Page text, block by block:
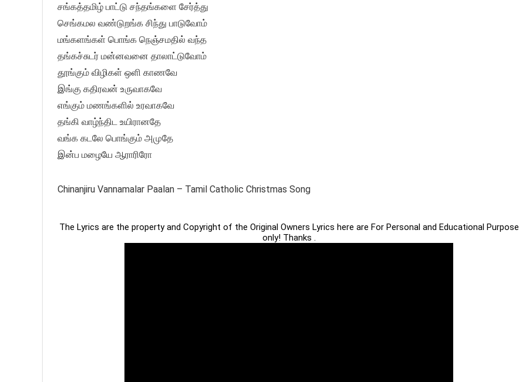
சங்கத்தமிழ் பாட்டு சந்தங்களை சேர்த்து
செங்கமல வண்டுறங்க சிந்து பாடுவோம்
மங்களங்கள் பொங்க நெஞ்சமதில் வந்த
தங்கச்சுடர் மன்னவனை தாலாட்டுவோம்
தூங்கும் விழிகள் ஒளி காணவே
இங்கு கதிரவன் உருவாகவே
எங்கும் மணங்களில் உரவாகவே
தங்கி வாழ்ந்திட உயிரானதே
வங்க கடலே பொங்கும் அமுதே
இன்ப மழையே ஆராரிரோ
Chinanjiru Vannamalar Paalan – Tamil Catholic Christmas Song
The Lyrics are the property and Copyright of the Original Owners Lyrics here are For Personal and Educational Purpose
only! Thanks .